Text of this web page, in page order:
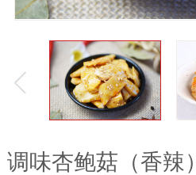
调味杏鲍菇（香辣）